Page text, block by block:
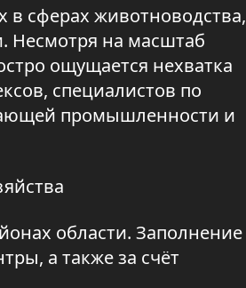
в сферах животноводства,
Несмотря на масштаб
ощущается нехватка
специалистов по
промышленности и
области. Заполнение
а также за счёт